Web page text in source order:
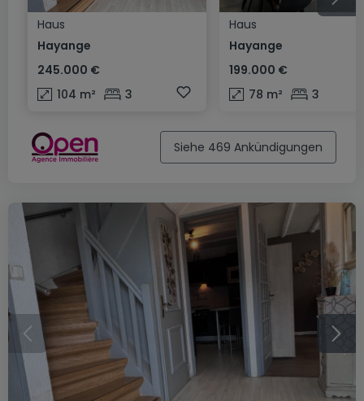
Haus
Hayange
245.000 €
104 m² 3
Haus
Hayange
199.000 €
78 m² 3
Siehe 469 Ankündigungen